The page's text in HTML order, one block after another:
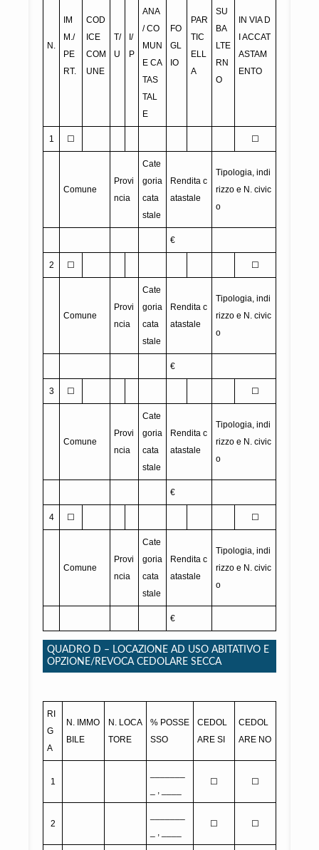
N.
IM
M./
PE
RT.
COD
ICE
COM
UNE
T/
U
I/
P
ANA
/ CO
MUN
E CA
TAS
TAL
E
FO
GL
IO
PAR
TIC
ELL
A
SU
BA
LTE
RN
O
IN VIA D
I ACCAT
ASTAM
ENTO
1 ☐ ☐
Comune
Provi
ncia
Cate
goria
cata
stale
Rendita c
atastale
Tipologia, indi
rizzo e N. civic
o
€
2 ☐ ☐
Comune
Provi
ncia
Cate
goria
cata
stale
Rendita c
atastale
Tipologia, indi
rizzo e N. civic
o
€
3 ☐ ☐
Comune
Provi
ncia
Cate
goria
cata
stale
Rendita c
atastale
Tipologia, indi
rizzo e N. civic
o
€
4 ☐ ☐
Comune
Provi
ncia
Cate
goria
cata
stale
Rendita c
atastale
Tipologia, indi
rizzo e N. civic
o
€
QUADRO D – LOCAZIONE AD USO ABITATIVO E
OPZIONE/REVOCA CEDOLARE SECCA
RI
G
A
N. IMMO
BILE
N. LOCA
TORE
% POSSE
SSO
CEDOL
ARE SI
CEDOL
ARE NO
1
_ , ____
☐ ☐
2
_ , ____
☐ ☐